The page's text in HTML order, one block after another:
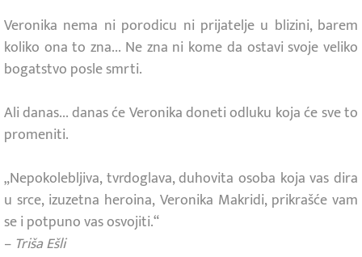
Veronika nema ni porodicu ni prijatelje u blizini, barem
koliko ona to zna... Ne zna ni kome da ostavi svoje veliko
bogatstvo posle smrti.
Ali danas... danas će Veronika doneti odluku koja će sve to
promeniti.
„Nepokolebljiva, tvrdoglava, duhovita osoba koja vas dira
u srce, izuzetna heroina, Veronika Makridi, prikrašće vam
se i potpuno vas osvojiti.“
– Triša Ešli